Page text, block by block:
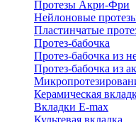
Протезы Акри-Фри
Нейлоновые
Пластинчатые
Протез-бабочка
Протез-бабочка из
Протез-бабочка из
Керамическая
Вкладки E-max
Культевая вкладка